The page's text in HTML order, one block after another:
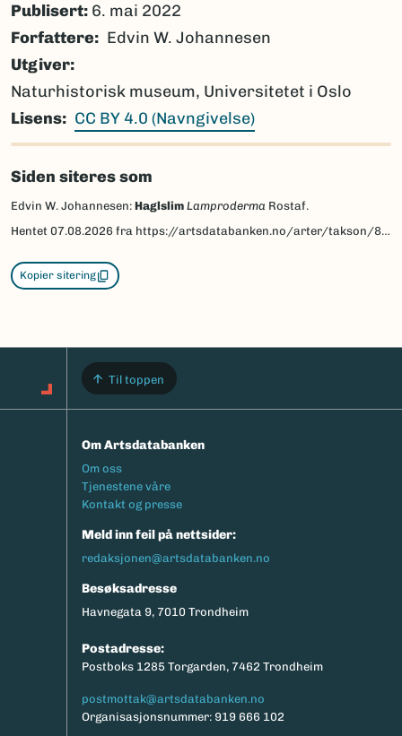
Publisert: 6. mai 2022
Forfattere
Edvin W. Johannesen
Utgiver
Naturhistorisk museum, Universitetet i Oslo
Lisens
CC BY 4.0 (Navngivelse)
Siden siteres som
Edvin W. Johannesen: Haglslim Lamproderma Rostaf.
Hentet 07.08.2026 fra https://artsdatabanken.no/arter/takson/80119/beskrivelse
Kopier sitering
Til toppen
Om Artsdatabanken
Footermeny
Om oss
Tjenestene våre
Kontakt og presse
Meld inn feil på nettsider:
redaksjonen@artsdatabanken.no
Besøksadresse
Havnegata 9, 7010 Trondheim
Postadresse:
Postboks 1285 Torgarden, 7462 Trondheim
postmottak@artsdatabanken.no
Organisasjonsnummer: 919 666 102